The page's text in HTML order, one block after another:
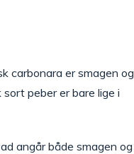
carbonara er smagen og
peber er bare lige i
angår både smagen og